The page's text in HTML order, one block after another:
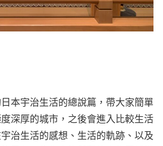
本宇治生活的總說篇，帶大家簡單
深厚的城市，之後會進入比較生活
治生活的感想、生活的軌跡、以及